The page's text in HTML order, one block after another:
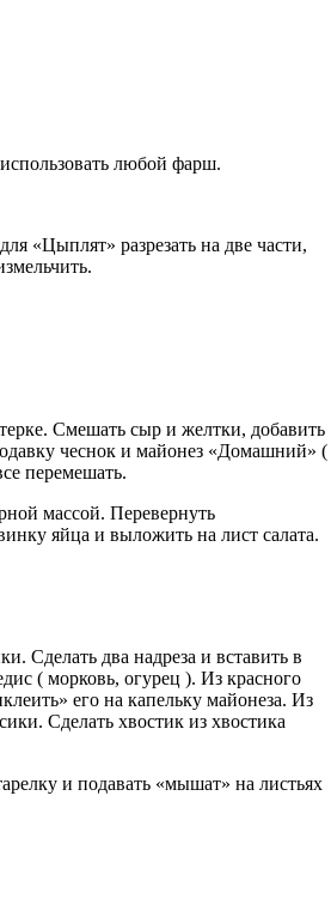
любой фарш.
«Цыплят» разрезать на две части,
Смешать сыр и желтки, добавить
чеснок и майонез «Домашний» (
перемешать.
массой. Перевернуть
яйца и выложить на лист салата.
Сделать два надреза и вставить в
( морковь, огурец ). Из красного
его на капельку майонеза. Из
Сделать хвостик из хвостика
и подавать «мышат» на листьях